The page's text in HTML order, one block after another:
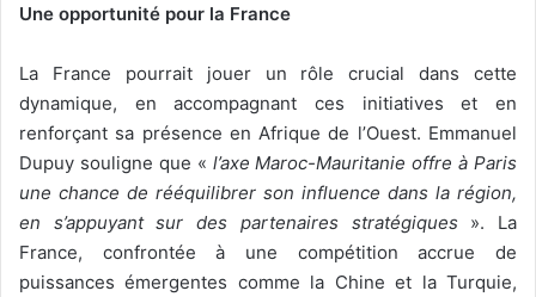
Une opportunité pour la France
La France pourrait jouer un rôle crucial dans cette
dynamique, en accompagnant ces initiatives et en
renforçant sa présence en Afrique de l’Ouest. Emmanuel
Dupuy souligne que « l’axe Maroc-Mauritanie offre à Paris
une chance de rééquilibrer son influence dans la région,
en s’appuyant sur des partenaires stratégiques ». La
France, confrontée à une compétition accrue de
puissances émergentes comme la Chine et la Turquie,